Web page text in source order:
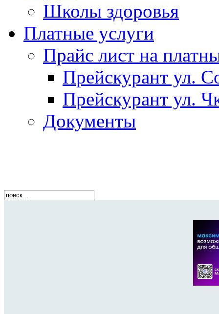
Школы здоровья
Платные услуги
Прайс лист на
Прейскурант ул.
Прейскурант ул.
Документы